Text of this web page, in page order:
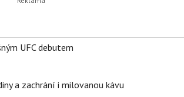
UFC debutem
a zachrání i milovanou kávu